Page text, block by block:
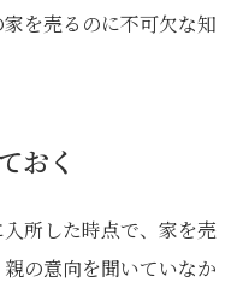
を売るのに不可欠な知
おく
所した時点で、家を売
の意向を聞いていなか